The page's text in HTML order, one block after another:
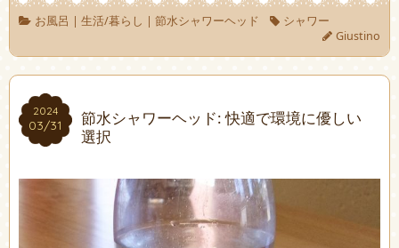
お風呂 | 生活/暮らし | 節水シャワーヘッド
シャワー
Giustino
2024
03/31
2024
03/31
節水シャワーヘッド: 快適で環境に優しい
選択